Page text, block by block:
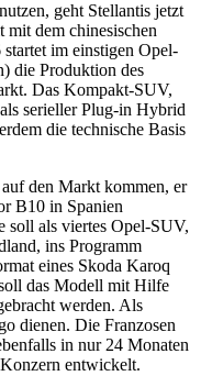
geht Stellantis jetzt
mit dem chinesischen
im einstigen Opel-
die Produktion des
Das Kompakt-SUV,
serieller Plug-in Hybrid
die technische Basis
den Markt kommen, er
B10 in Spanien
soll als viertes Opel-SUV,
ins Programm
eines Skoda Karoq
das Modell mit Hilfe
werden. Als
dienen. Die Franzosen
in nur 24 Monaten
entwickelt.